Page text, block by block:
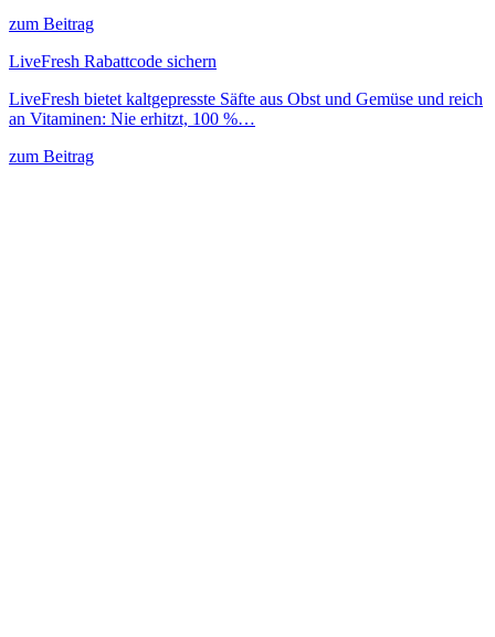
zum Beitrag
LiveFresh Rabattcode sichern
LiveFresh bietet kaltgepresste Säfte aus Obst und Gemüse und reich
an Vitaminen: Nie erhitzt, 100 %…
zum Beitrag